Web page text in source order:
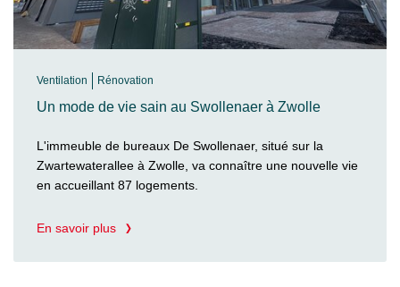
Ventilation Rénovation
Un mode de vie sain au Swollenaer à Zwolle
L'immeuble de bureaux De Swollenaer, situé sur la
Zwartewaterallee à Zwolle, va connaître une nouvelle vie
en accueillant 87 logements.
En savoir plus